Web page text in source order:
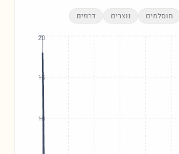
מוסלמים נוצרים דרוזים
10
15
20